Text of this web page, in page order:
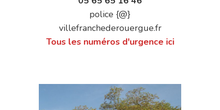
police {@}
villefranchederouergue.fr
Tous les numéros d'urgence ici